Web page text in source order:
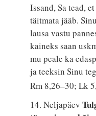
Issand, Sa tead,
täitmata jääb.
lausa vastu
kaineks saan
mu peale ka
ja teeksin Sinu
Rm 8,26–30; Lk
14. Neljapäev